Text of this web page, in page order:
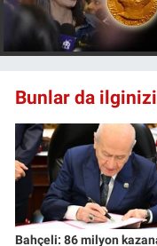
Bunlar da
Bahçeli: 86 milyon